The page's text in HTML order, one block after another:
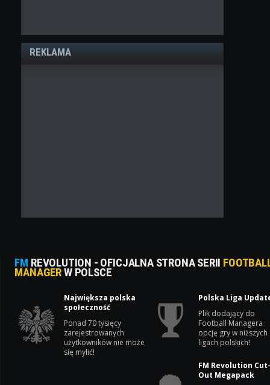
REKLAMA
FM REVOLUTION - OFICJALNA STRONA SERII
MANAGERW POLSCE
Największa polska
społeczność
Ponad 70 tysięcy
zarejestrowanych
użytkowników nie może
się mylić!
Polska Liga
Plik dodający do
Football Managera
opcję gry w niższych
ligach polskich!
FM Revolution
Out Megapack